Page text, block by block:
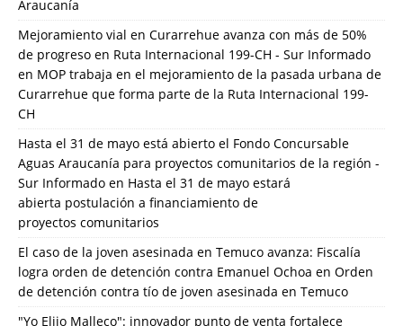
Araucanía
Mejoramiento vial en Curarrehue avanza con más de 50%
de progreso en Ruta Internacional 199-CH - Sur Informado
en MOP trabaja en el mejoramiento de la pasada urbana de
Curarrehue que forma parte de la Ruta Internacional 199-
CH
Hasta el 31 de mayo está abierto el Fondo Concursable
Aguas Araucanía para proyectos comunitarios de la región -
Sur Informado en Hasta el 31 de mayo estará
abierta postulación a financiamiento de
proyectos comunitarios
El caso de la joven asesinada en Temuco avanza: Fiscalía
logra orden de detención contra Emanuel Ochoa en Orden
de detención contra tío de joven asesinada en Temuco
"Yo Elijo Malleco": innovador punto de venta fortalece